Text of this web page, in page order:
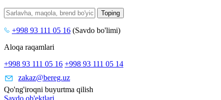
+998 93 111 05 16 (Savdo bo'limi)
Aloqa raqamlari
+998 93 111 05 16 +998 93 111 05 14
zakaz@bereg.uz
Qo'ng'iroqni buyurtma qilish
Savdo ob'ektlari